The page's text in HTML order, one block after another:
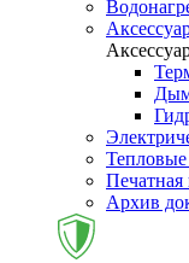
Печатная
Архив